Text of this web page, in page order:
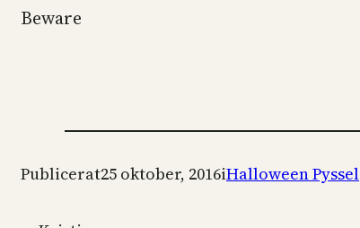
Beware
Publicerat25 oktober, 2016iHalloween Pyssel